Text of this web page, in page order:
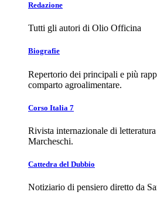
Redazione
Tutti gli autori di Olio Officina
Biografie
Repertorio dei principali e più
comparto agroalimentare.
Corso Italia 7
Rivista internazionale di
Marcheschi.
Cattedra del Dubbio
Notiziario di pensiero diretto da